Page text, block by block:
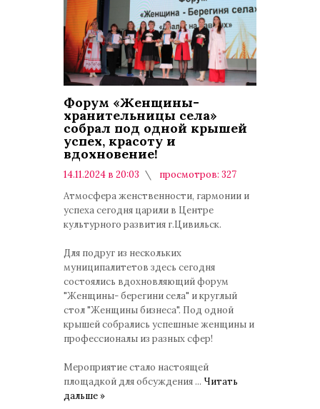
Форум «Женщины-
хранительницы села»
собрал под одной крышей
успех, красоту и
вдохновение!
14.11.2024 в 20:03
просмотров: 327
комментариев: 0
Атмосфера женственности, гармонии и
успеха сегодня царили в Центре
культурного развития г.Цивильск.
Для подруг из нескольких
муниципалитетов здесь сегодня
состоялись вдохновляющий форум
"Женщины- берегини села" и круглый
стол "Женщины бизнеса". Под одной
крышей собрались успешные женщины и
профессионалы из разных сфер!
Мероприятие стало настоящей
площадкой для обсуждения ... Читать
дальше »